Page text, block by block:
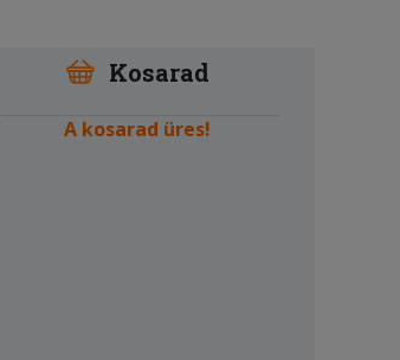
Kosarad
A kosarad üres!